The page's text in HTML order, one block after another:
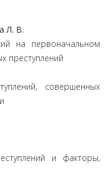
Л. В.
на первоначальном
преступлений
совершенных
и факторы,